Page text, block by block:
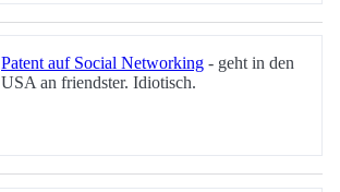
Patent auf Social Networking - geht in den
USA an friendster. Idiotisch.